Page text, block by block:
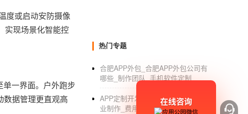
度或启动安防摄像
实现场景化智能控
一界面。户外跑步
数据管理更直观高
热门专题
合肥APP外包_合肥APP外包公司有
哪些_制作团队_手机软件定制
APP定制开发_APP定制开发公司_专
业制作_费用_外包
在线咨询